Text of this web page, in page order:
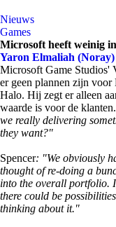
Nieuws
Games
Microsoft heeft weinig
Yaron Elmaliah (Noray)
Microsoft Game Studios'
er geen plannen zijn
Halo. Hij zegt er alleen
waarde is voor de klanten.
we really delivering
they want?"
Spencer: "We obviously
thought of re-doing a
into the overall portfolio.
there could be
thinking about it."